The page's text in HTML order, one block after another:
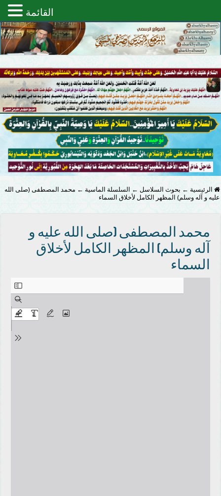
الرئيسية ← بحوث السلاسل ← السلسلة الماسية ← محمد المصطفى (صلى الله
عليه و آله وسلم) المظهر الكامل لأخلاق السماء
محمد المصطفى (صلى الله عليه و
آله وسلم) المظهر الكامل لأخلاق
السماء
القائمة